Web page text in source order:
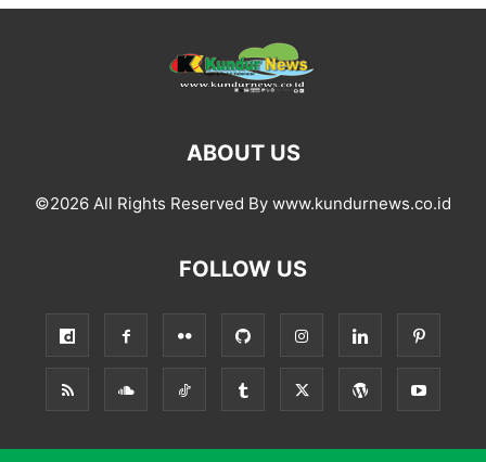
ABOUT US
©2026 All Rights Reserved By www.kundurnews.co.id
FOLLOW US